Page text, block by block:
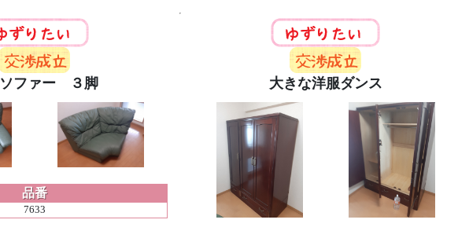
ファー ３脚
品番
7633
大きな洋服ダンス